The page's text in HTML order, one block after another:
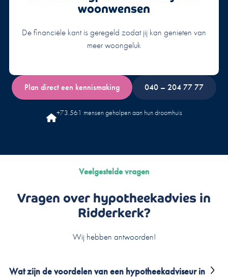
woonwensen
De financiële kant is geregeld zodat jij kan genieten van
meer woongeluk
Plan direct een kennismaking 040 – 204 77 77
+73.561 mensen geholpen aan hun droomhuis
Veelgestelde vragen
Vragen over hypotheekadvies in
Ridderkerk?
Wij hebben antwoorden!
Wat zijn de voordelen van een hypotheekadviseur in